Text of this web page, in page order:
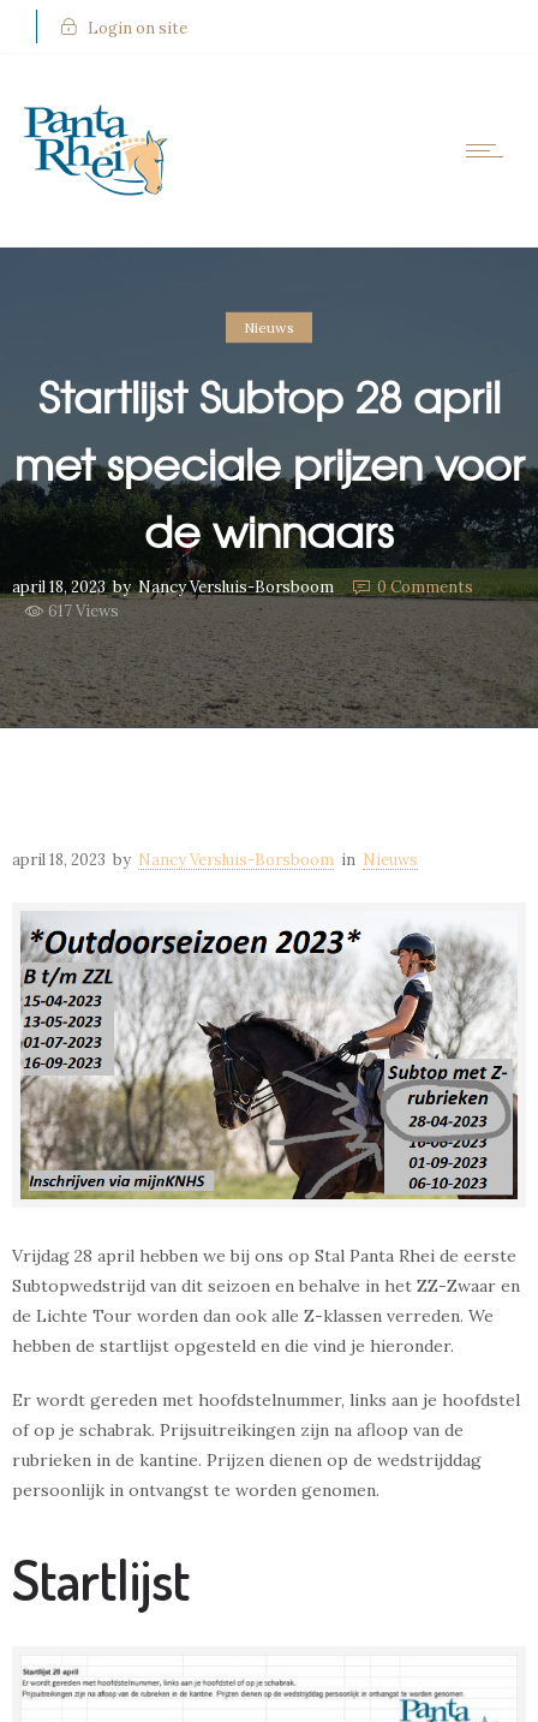
Login on site
Nieuws
Startlijst Subtop 28 april
met speciale prijzen voor
de winnaars
april 18, 2023 by Nancy Versluis-Borsboom 0Comments
617 Views
april 18, 2023 by Nancy Versluis-Borsboom in Nieuws
Vrijdag 28 april hebben we bij ons op Stal Panta Rhei de eerste
Subtopwedstrijd van dit seizoen en behalve in het ZZ-Zwaar en
de Lichte Tour worden dan ook alle Z-klassen verreden. We
hebben de startlijst opgesteld en die vind je hieronder.
Er wordt gereden met hoofdstelnummer, links aan je hoofdstel
of op je schabrak. Prijsuitreikingen zijn na afloop van de
rubrieken in de kantine. Prijzen dienen op de wedstrijddag
persoonlijk in ontvangst te worden genomen.
Startlijst